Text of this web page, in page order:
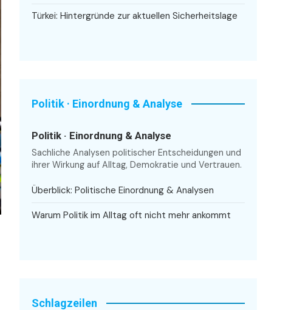
Türkei: Hintergründe zur aktuellen Sicherheitslage
Politik · Einordnung & Analyse
Politik · Einordnung & Analyse
Sachliche Analysen politischer Entscheidungen und
ihrer Wirkung auf Alltag, Demokratie und Vertrauen.
Überblick: Politische Einordnung & Analysen
Warum Politik im Alltag oft nicht mehr ankommt
Schlagzeilen